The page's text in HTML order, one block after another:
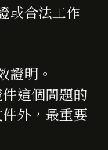
或合法工作
證明。
這個問題的
外，最重要